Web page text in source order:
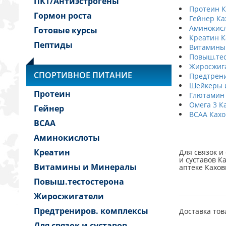
Гормон роста
Готовые курсы
Пептиды
СПОРТИВНОЕ ПИТАНИЕ
Протеин
Гейнер
BCAA
Аминокислоты
Креатин
Витамины и Минералы
Повыш.тестостерона
Жиросжигатели
Предтрениров. комплексы
Протеин
Гейнер
Креатин
Шейкеры
Глютамин
Омега 3
BCAA
Для связок и
и суставов
аптеке
Доставка